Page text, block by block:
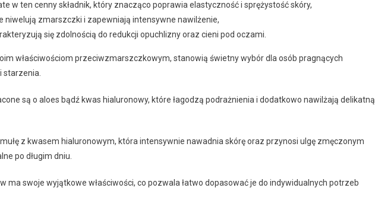
w ten cenny składnik, który znacząco poprawia elastyczność i sprężystość skóry,
niwelują zmarszczki i zapewniają intensywne nawilżenie,
się zdolnością do redukcji opuchlizny oraz cieni pod oczami.
właściwościom przeciwzmarszczkowym, stanowią świetny wybór dla osób pragnących
starzenia.
są o aloes bądź kwas hialuronowy, które łagodzą podrażnienia i dodatkowo nawilżają delikatną
z kwasem hialuronowym, która intensywnie nawadnia skórę oraz przynosi ulgę zmęczonym
po długim dniu.
ma swoje wyjątkowe właściwości, co pozwala łatwo dopasować je do indywidualnych potrzeb